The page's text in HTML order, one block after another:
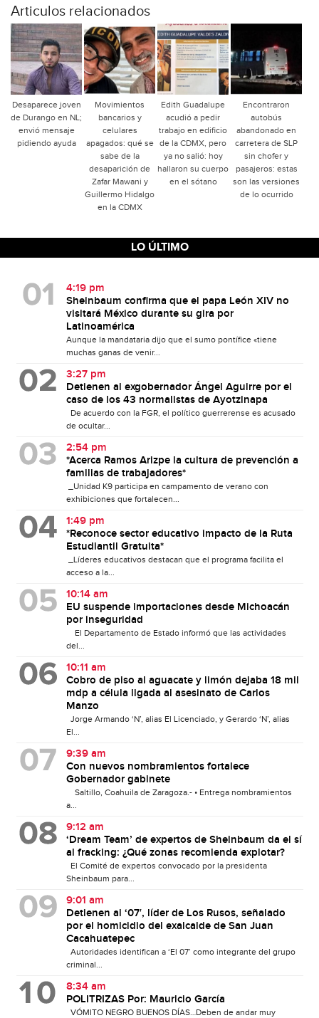
Articulos relacionados
Desaparece joven
de Durango en NL;
envió mensaje
pidiendo ayuda
Movimientos
bancarios y
celulares
apagados: qué se
sabe de la
desaparición de
Zafar Mawani y
Guillermo Hidalgo
en la CDMX
Edith Guadalupe
acudió a pedir
trabajo en edificio
de la CDMX, pero
ya no salió: hoy
hallaron su cuerpo
en el sótano
Encontraron
autobús
abandonado en
carretera de SLP
sin chofer y
pasajeros: estas
son las versiones
de lo ocurrido
LO ÚLTIMO
4:19 pm
Sheinbaum confirma que el papa León XIV no
visitará México durante su gira por
Latinoamérica
Aunque la mandataria dijo que el sumo pontífice «tiene
muchas ganas de venir...
3:27 pm
Detienen al exgobernador Ángel Aguirre por el
caso de los 43 normalistas de Ayotzinapa
De acuerdo con la FGR, el político guerrerense es acusado
de ocultar...
2:54 pm
*Acerca Ramos Arizpe la cultura de prevención a
familias de trabajadores*
_Unidad K9 participa en campamento de verano con
exhibiciones que fortalecen...
1:49 pm
*Reconoce sector educativo impacto de la Ruta
Estudiantil Gratuita*
_Líderes educativos destacan que el programa facilita el
acceso a la...
10:14 am
EU suspende importaciones desde Michoacán
por inseguridad
El Departamento de Estado informó que las actividades
del...
10:11 am
Cobro de piso al aguacate y limón dejaba 18 mil
mdp a célula ligada al asesinato de Carlos
Manzo
Jorge Armando ‘N’, alias El Licenciado, y Gerardo ‘N’, alias
El...
9:39 am
Con nuevos nombramientos fortalece
Gobernador gabinete
Saltillo, Coahuila de Zaragoza.- • Entrega nombramientos
a...
9:12 am
‘Dream Team’ de expertos de Sheinbaum da el sí
al fracking: ¿Qué zonas recomienda explotar?
El Comité de expertos convocado por la presidenta
Sheinbaum para...
9:01 am
Detienen al ‘07′, líder de Los Rusos, señalado
por el homicidio del exalcalde de San Juan
Cacahuatepec
Autoridades identifican a ‘El 07’ como integrante del grupo
criminal...
8:34 am
POLITRIZAS Por: Mauricio García
VÓMITO NEGRO BUENOS DÍAS…Deben de andar muy